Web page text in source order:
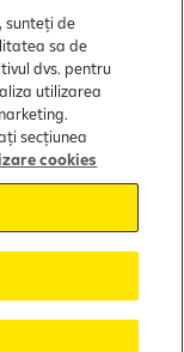
sunteți de
sa de
dvs. pentru
utilizarea
secțiunea
cookies